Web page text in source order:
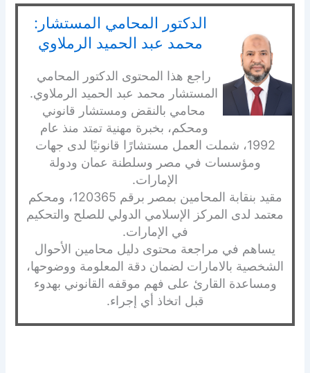
الدكتور المحامي المستشار:
محمد عبد الحميد الرملاوي
راجع هذا المحتوى الدكتور المحامي
المستشار محمد عبد الحميد الرملاوي.
محامي بالنقض ومستشار قانوني
ومحكم، بخبرة مهنية تمتد منذ عام
1992، شملت العمل مستشارًا قانونيًا لدى جهات
ومؤسسات في مصر وسلطنة عمان ودولة
الإمارات.
مقيد بنقابة المحامين بمصر برقم 120365، ومحكم
معتمد لدى المركز الإسلامي الدولي للصلح والتحكيم
في الإمارات.
يساهم في مراجعة محتوى دليل محامين الأحوال
الشخصية بالامارات لضمان دقة المعلومة ووضوحها،
ومساعدة القارئ على فهم موقفه القانوني بهدوء
قبل اتخاذ أي إجراء.